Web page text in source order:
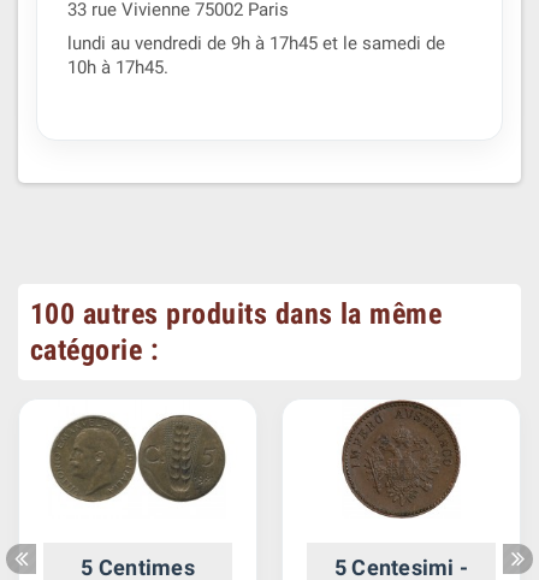
33 rue Vivienne 75002 Paris
lundi au vendredi de 9h à 17h45 et le samedi de
10h à 17h45.
100 autres produits dans la même
catégorie :
5 Centimes
5 Centesimi -